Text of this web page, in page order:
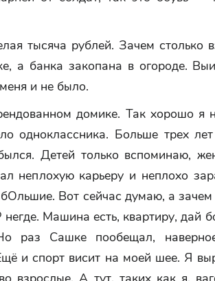
тысяча рублей. Зачем столько
а банка закопана в огороде.
и не было.
домике. Так хорошо я
одноклассника. Больше трех
Детей только вспоминаю,
неплохую карьеру и неплохо
Вот сейчас думаю, а
негде. Машина есть, квартиру, дай
раз Сашке пообещал,
и спорт висит на моей шее. Я